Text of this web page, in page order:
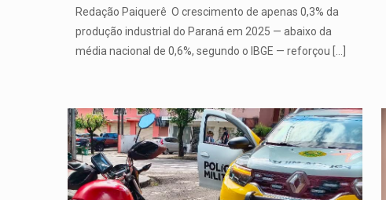
Redação Paiquerê O crescimento de apenas 0,3% da
produção industrial do Paraná em 2025 — abaixo da
média nacional de 0,6%, segundo o IBGE — reforçou